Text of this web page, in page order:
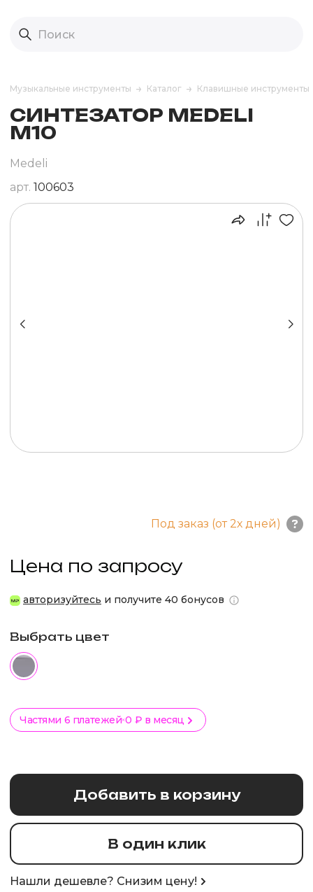
Музыкальные инструменты Каталог Клавишные инструменты
СИНТЕЗАТОР MEDELI
M10
Medeli
арт. 100603
Под заказ (от 2х дней)
Цена по запросу
авторизуйтесь и получите 40 бонусов
Выбрать цвет
Частями 6 платежей 0 ₽ в месяц
Добавить в корзину
В один клик
Нашли дешевле? Снизим цену!